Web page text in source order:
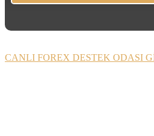
CANLI FOREX DESTEK ODASI